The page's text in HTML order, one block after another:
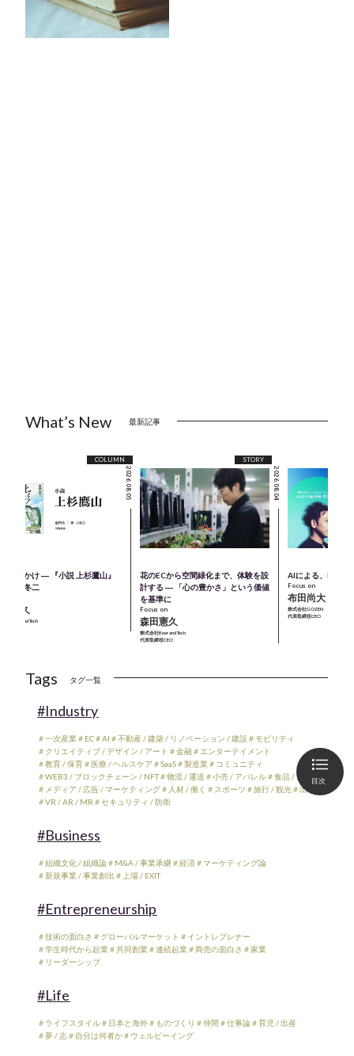
目次
What’s New 最新記事
COLUMN
2026.08.05
きっかけ ― 『小説 上杉鷹山』
童門冬二
田憲久
会社Beer and Tech
STORY
2026.08.04
花のECから空間緑化まで、体験を設
計する ― 「心の豊かさ」という価値
を基準に
Focus on
森田憲久
株式会社Beer and Tech
代表取締役CEO
AIによる、M＆A
Focus on
布田尚大
株式会社GOZEN
代表取締役CEO
Tags タグ一覧
#Industry
＃一次産業＃EC＃AI ＃不動産 / 建築 / リノベーション / 建設 ＃モビリティ
＃クリエイティブ / デザイン / アート ＃金融＃エンターテイメント
＃教育 / 保育＃医療 / ヘルスケア ＃SaaS＃製造業＃コミュニティ
＃WEB3 / ブロックチェーン / NFT＃物流 / 運送 ＃小売 / アパレル＃食品 / 飲食
＃メディア / 広告 / マーケティング＃人材 / 働く ＃スポーツ ＃旅行 / 観光＃出版
＃VR / AR / MR ＃セキュリティ / 防衛
#Business
＃組織文化 / 組織論＃M&A / 事業承継＃経済＃マーケティング論
＃新規事業 / 事業創出 ＃上場 / EXIT
#Entrepreneurship
＃技術の面白さ ＃グローバルマーケット ＃イントレプレナー
＃学生時代から起業＃共同創業＃連続起業＃商売の面白さ ＃家業
＃リーダーシップ
#Life
＃ライフスタイル＃日本と海外＃ものづくり ＃仲間 ＃仕事論＃育児 / 出産
＃夢 / 志＃自分は何者か＃ウェルビーイング